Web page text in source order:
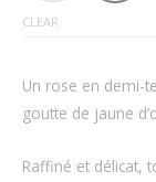
CLEAR
Un rose en demi-
goutte de jaune
Raffiné et délicat,